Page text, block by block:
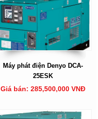
Máy phát điện Denyo DCA-
25ESK
Giá bán: 285,500,000 VNĐ